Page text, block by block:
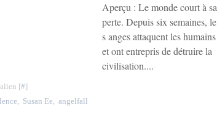
Aperçu : Le monde court à sa
perte. Depuis six semaines, le
s anges attaquent les humains
et ont entrepris de détruire la
civilisation....
[#]
, Susan Ee, angelfall